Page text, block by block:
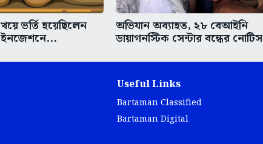
ভর্তি হয়েছিলেন
ইনজেশনে...
অভিযান অব্যাহত, ২৮ বেআইনি
ডায়াগনস্টিক সেন্টার বন্ধের নোটিস
Useful Links
Bartaman Classified
Bartaman Digital